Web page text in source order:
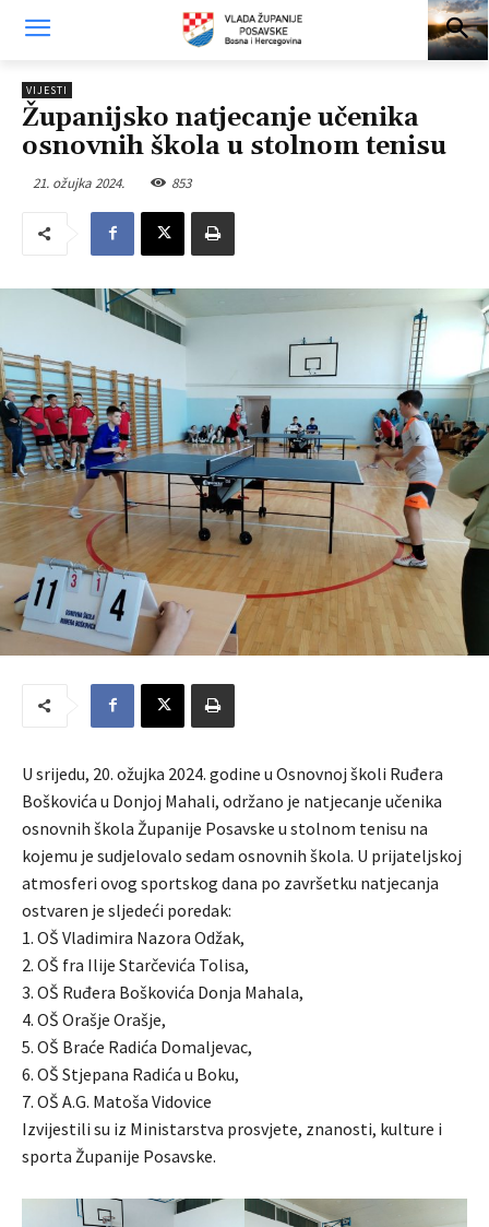
VIJESTI
Županijsko natjecanje učenika
osnovnih škola u stolnom tenisu
21. ožujka 2024. 853
U srijedu, 20. ožujka 2024. godine u Osnovnoj školi Ruđera
Boškovića u Donjoj Mahali, održano je natjecanje učenika
osnovnih škola Županije Posavske u stolnom tenisu na
kojemu je sudjelovalo sedam osnovnih škola. U prijateljskoj
atmosferi ovog sportskog dana po završetku natjecanja
ostvaren je sljedeći poredak:
1. OŠ Vladimira Nazora Odžak,
2. OŠ fra Ilije Starčevića Tolisa,
3. OŠ Ruđera Boškovića Donja Mahala,
4. OŠ Orašje Orašje,
5. OŠ Braće Radića Domaljevac,
6. OŠ Stjepana Radića u Boku,
7. OŠ A.G. Matoša Vidovice
Izvijestili su iz Ministarstva prosvjete, znanosti, kulture i
sporta Županije Posavske.